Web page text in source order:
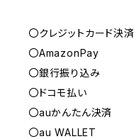
〇クレジットカード決済
〇AmazonPay
〇銀行振り込み
〇ドコモ払い
〇auかんたん決済
〇au WALLET